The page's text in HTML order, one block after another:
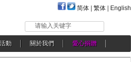
简体 繁体 English
请输入关键字
動 關於我們 愛心捐贈